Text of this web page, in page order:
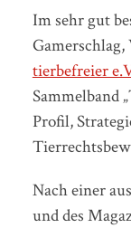
Im sehr gut
tierbefreier
Sammelband
Profil,
Nach einer
und des